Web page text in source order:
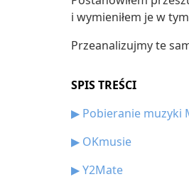
i wymieniłem je w
Przeanalizujmy te
SPIS TREŚCI
▶ Pobieranie muzyki
▶ OKmusie
▶Y2Mate